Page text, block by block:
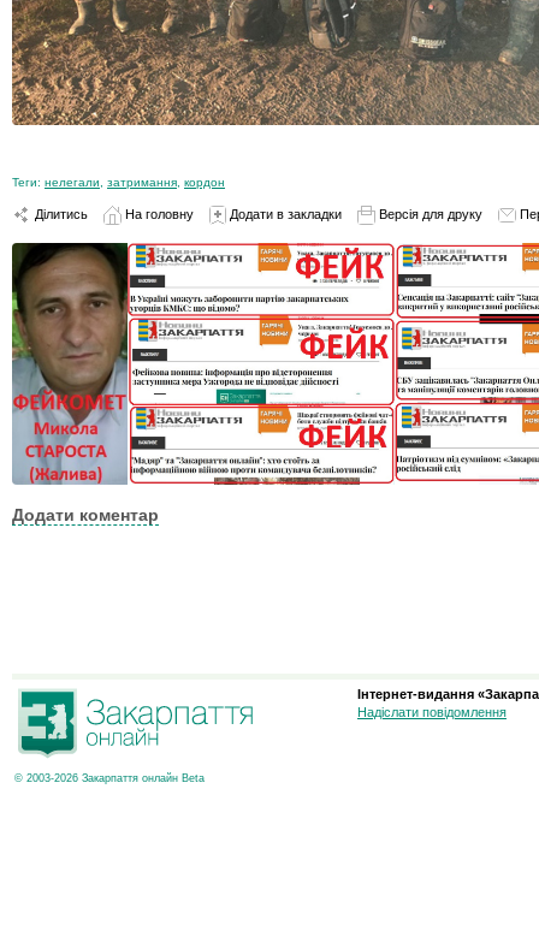
Теги: нелегали затримання кордон
Ділитись На головну Додати в закладки Версія для друку
Додати коментар
© 2003-2026 Закарпаття онлайн Beta
Інтернет-видання
Надіслати повідомлення